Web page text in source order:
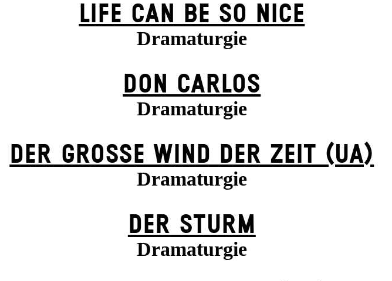
LIFE CAN BE SO NICE
Dramaturgie
DON CARLOS
Dramaturgie
DER GROSSE WIND DER ZEIT (UA)
Dramaturgie
DER STURM
Dramaturgie